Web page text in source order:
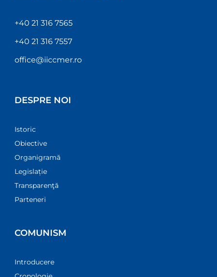
+40 21 316 7565
+40 21 316 7557
office@iiccmer.ro
DESPRE NOI
Istoric
Obiective
Organigramă
Legislație
Transparenţă
Parteneri
COMUNISM
Introducere